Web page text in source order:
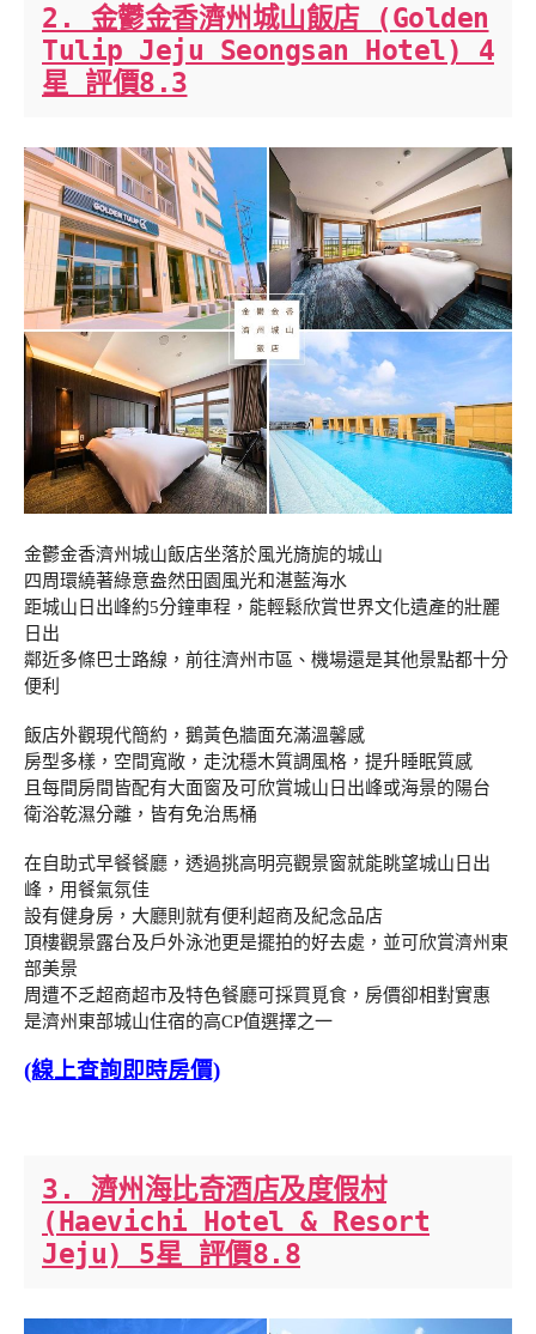
2. 金鬱金香濟州城山飯店 (Golden
Tulip Jeju Seongsan Hotel) 4
星 評價8.3
金鬱金香濟州城山飯店坐落於風光旖旎的城山
四周環繞著綠意盎然田園風光和湛藍海水
距城山日出峰約5分鐘車程，能輕鬆欣賞世界文化遺產的壯麗
日出
鄰近多條巴士路線，前往濟州市區、機場還是其他景點都十分
便利
飯店外觀現代簡約，鵝黃色牆面充滿溫馨感
房型多樣，空間寬敞，走沈穩木質調風格，提升睡眠質感
且每間房間皆配有大面窗及可欣賞城山日出峰或海景的陽台
衛浴乾濕分離，皆有免治馬桶
在自助式早餐餐廳，透過挑高明亮觀景窗就能眺望城山日出
峰，用餐氣氛佳
設有健身房，大廳則就有便利超商及紀念品店
頂樓觀景露台及戶外泳池更是擺拍的好去處，並可欣賞濟州東
部美景
周遭不乏超商超市及特色餐廳可採買覓食，房價卻相對實惠
是濟州東部城山住宿的高CP值選擇之一
(線上查詢即時房價)
3. 濟州海比奇酒店及度假村
(Haevichi Hotel & Resort
Jeju) 5星 評價8.8